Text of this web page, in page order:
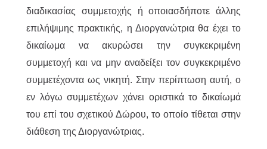
διαδικασίας συμμετοχής ή οποιασδήποτε άλλης
επιλήψιμης πρακτικής, η Διοργανώτρια θα έχει το
δικαίωμα να ακυρώσει την συγκεκριμένη
συμμετοχή και να μην αναδείξει τον συγκεκριμένο
συμμετέχοντα ως νικητή. Στην περίπτωση αυτή, ο
εν λόγω συμμετέχων χάνει οριστικά το δικαίωμά
του επί του σχετικού Δώρου, το οποίο τίθεται στην
διάθεση της Διοργανώτριας.